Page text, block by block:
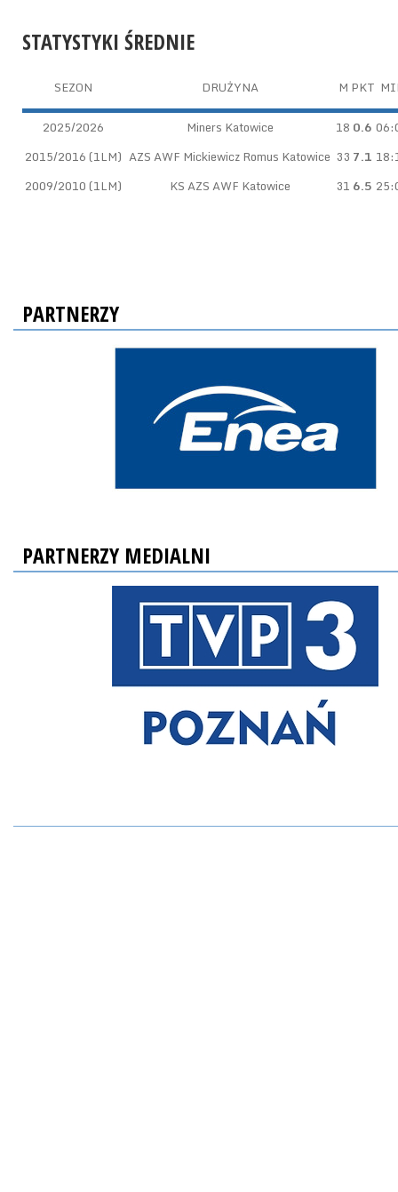
STATYSTYKI ŚREDNIE
SEZON DRUŻYNA M PKT
2025/2026 Miners Katowice 18 0.6
2015/2016 (1LM) AZS AWF Mickiewicz Romus Katowice 33 7.1
2009/2010 (1LM)
KS AZS AWF Katowice 31 6.5
PARTNERZY
PARTNERZY MEDIALNI